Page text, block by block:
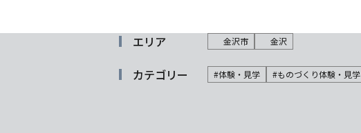
エリア 金沢市 金沢
カテゴリー #体験・見学 #ものづくり体験・見学